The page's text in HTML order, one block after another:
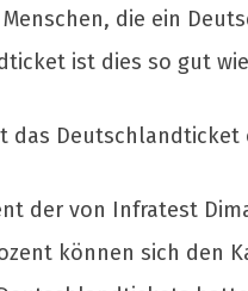
die ein
ist dies so gut
das
der von Infratest
können sich den